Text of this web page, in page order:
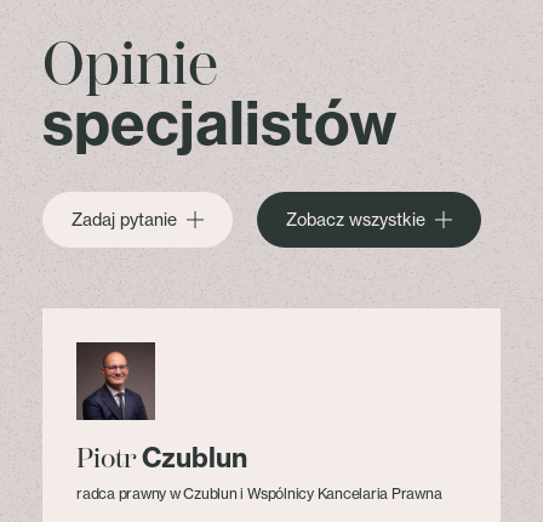
Opinie
specjalistów
Zadaj pytanie Zobacz wszystkie
PiotrCzublun
radca prawny w Czublun i Wspólnicy Kancelaria Prawna